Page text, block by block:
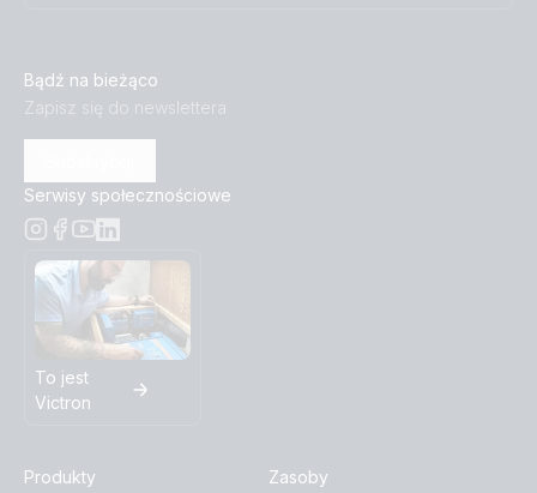
Bądź na bieżąco
Zapisz się do newslettera
Serwisy społecznościowe
To jest
Victron
Produkty
Zasoby